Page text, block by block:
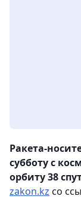
Ракета-
субботу с
орбиту 38
zakon.kz со